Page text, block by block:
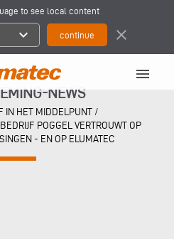
to see local content
expand_more close
menu
NEWS
IN HET MIDDELPUNT /
POGGEL VERTROUWT OP
- EN OP ELUMATEC